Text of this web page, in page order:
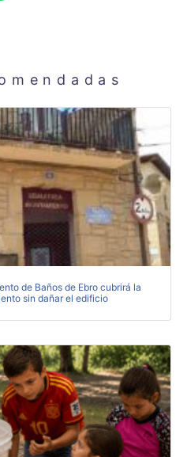
de Baños de Ebro cubrirá la
sin dañar el edificio